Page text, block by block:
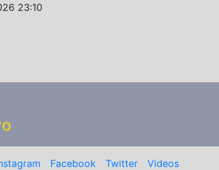
23:10
Facebook Twitter Videos